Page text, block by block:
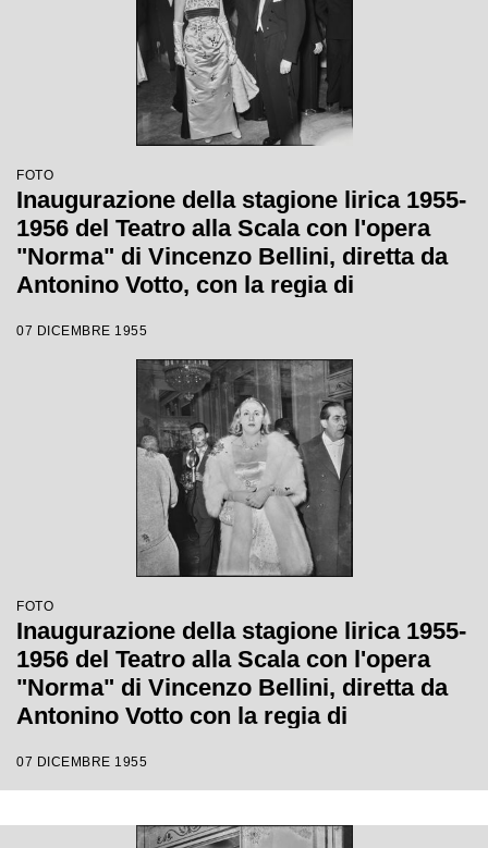
FOTO
Inaugurazione della stagione lirica 1955-
1956 del Teatro alla Scala con l'opera
"Norma" di Vincenzo Bellini, diretta da
Antonino Votto, con la regia di
07 DICEMBRE 1955
FOTO
Inaugurazione della stagione lirica 1955-
1956 del Teatro alla Scala con l'opera
"Norma" di Vincenzo Bellini, diretta da
Antonino Votto con la regia di
07 DICEMBRE 1955